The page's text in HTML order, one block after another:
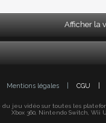
Afficher la
Mentions légales CGU
vidéo sur toutes les
Xbox 360, Nintendo Switch, Wii